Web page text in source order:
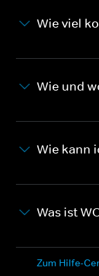
Wie viel
Wie und
Wie kann
Was ist
Zum Hilfe-